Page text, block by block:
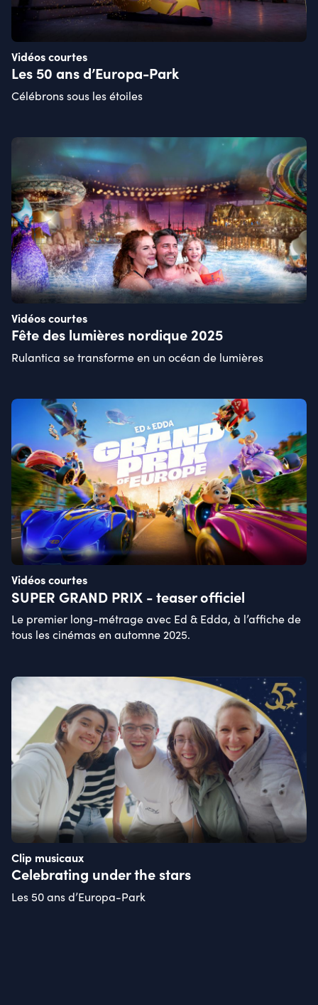
Vidéos courtes
Les 50 ans d’Europa-Park
Célébrons sous les étoiles
Vidéos courtes
Fête des lumières nordique 2025
Rulantica se transforme en un océan de lumières
Vidéos courtes
SUPER GRAND PRIX - teaser officiel
Le premier long-métrage avec Ed & Edda, à l’affiche de
tous les cinémas en automne 2025.
Clip musicaux
Celebrating under the stars
Les 50 ans d’Europa-Park